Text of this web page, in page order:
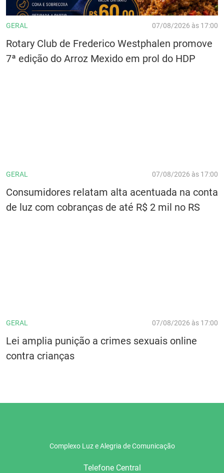
GERAL 07/08/2026 às 17:00
Rotary Club de Frederico Westphalen promove
7ª edição do Arroz Mexido em prol do HDP
GERAL 07/08/2026 às 17:00
Consumidores relatam alta acentuada na conta
de luz com cobranças de até R$ 2 mil no RS
GERAL 07/08/2026 às 17:00
Lei amplia punição a crimes sexuais online
contra crianças
Complexo Luz e Alegria de Comunicação
Telefone Central